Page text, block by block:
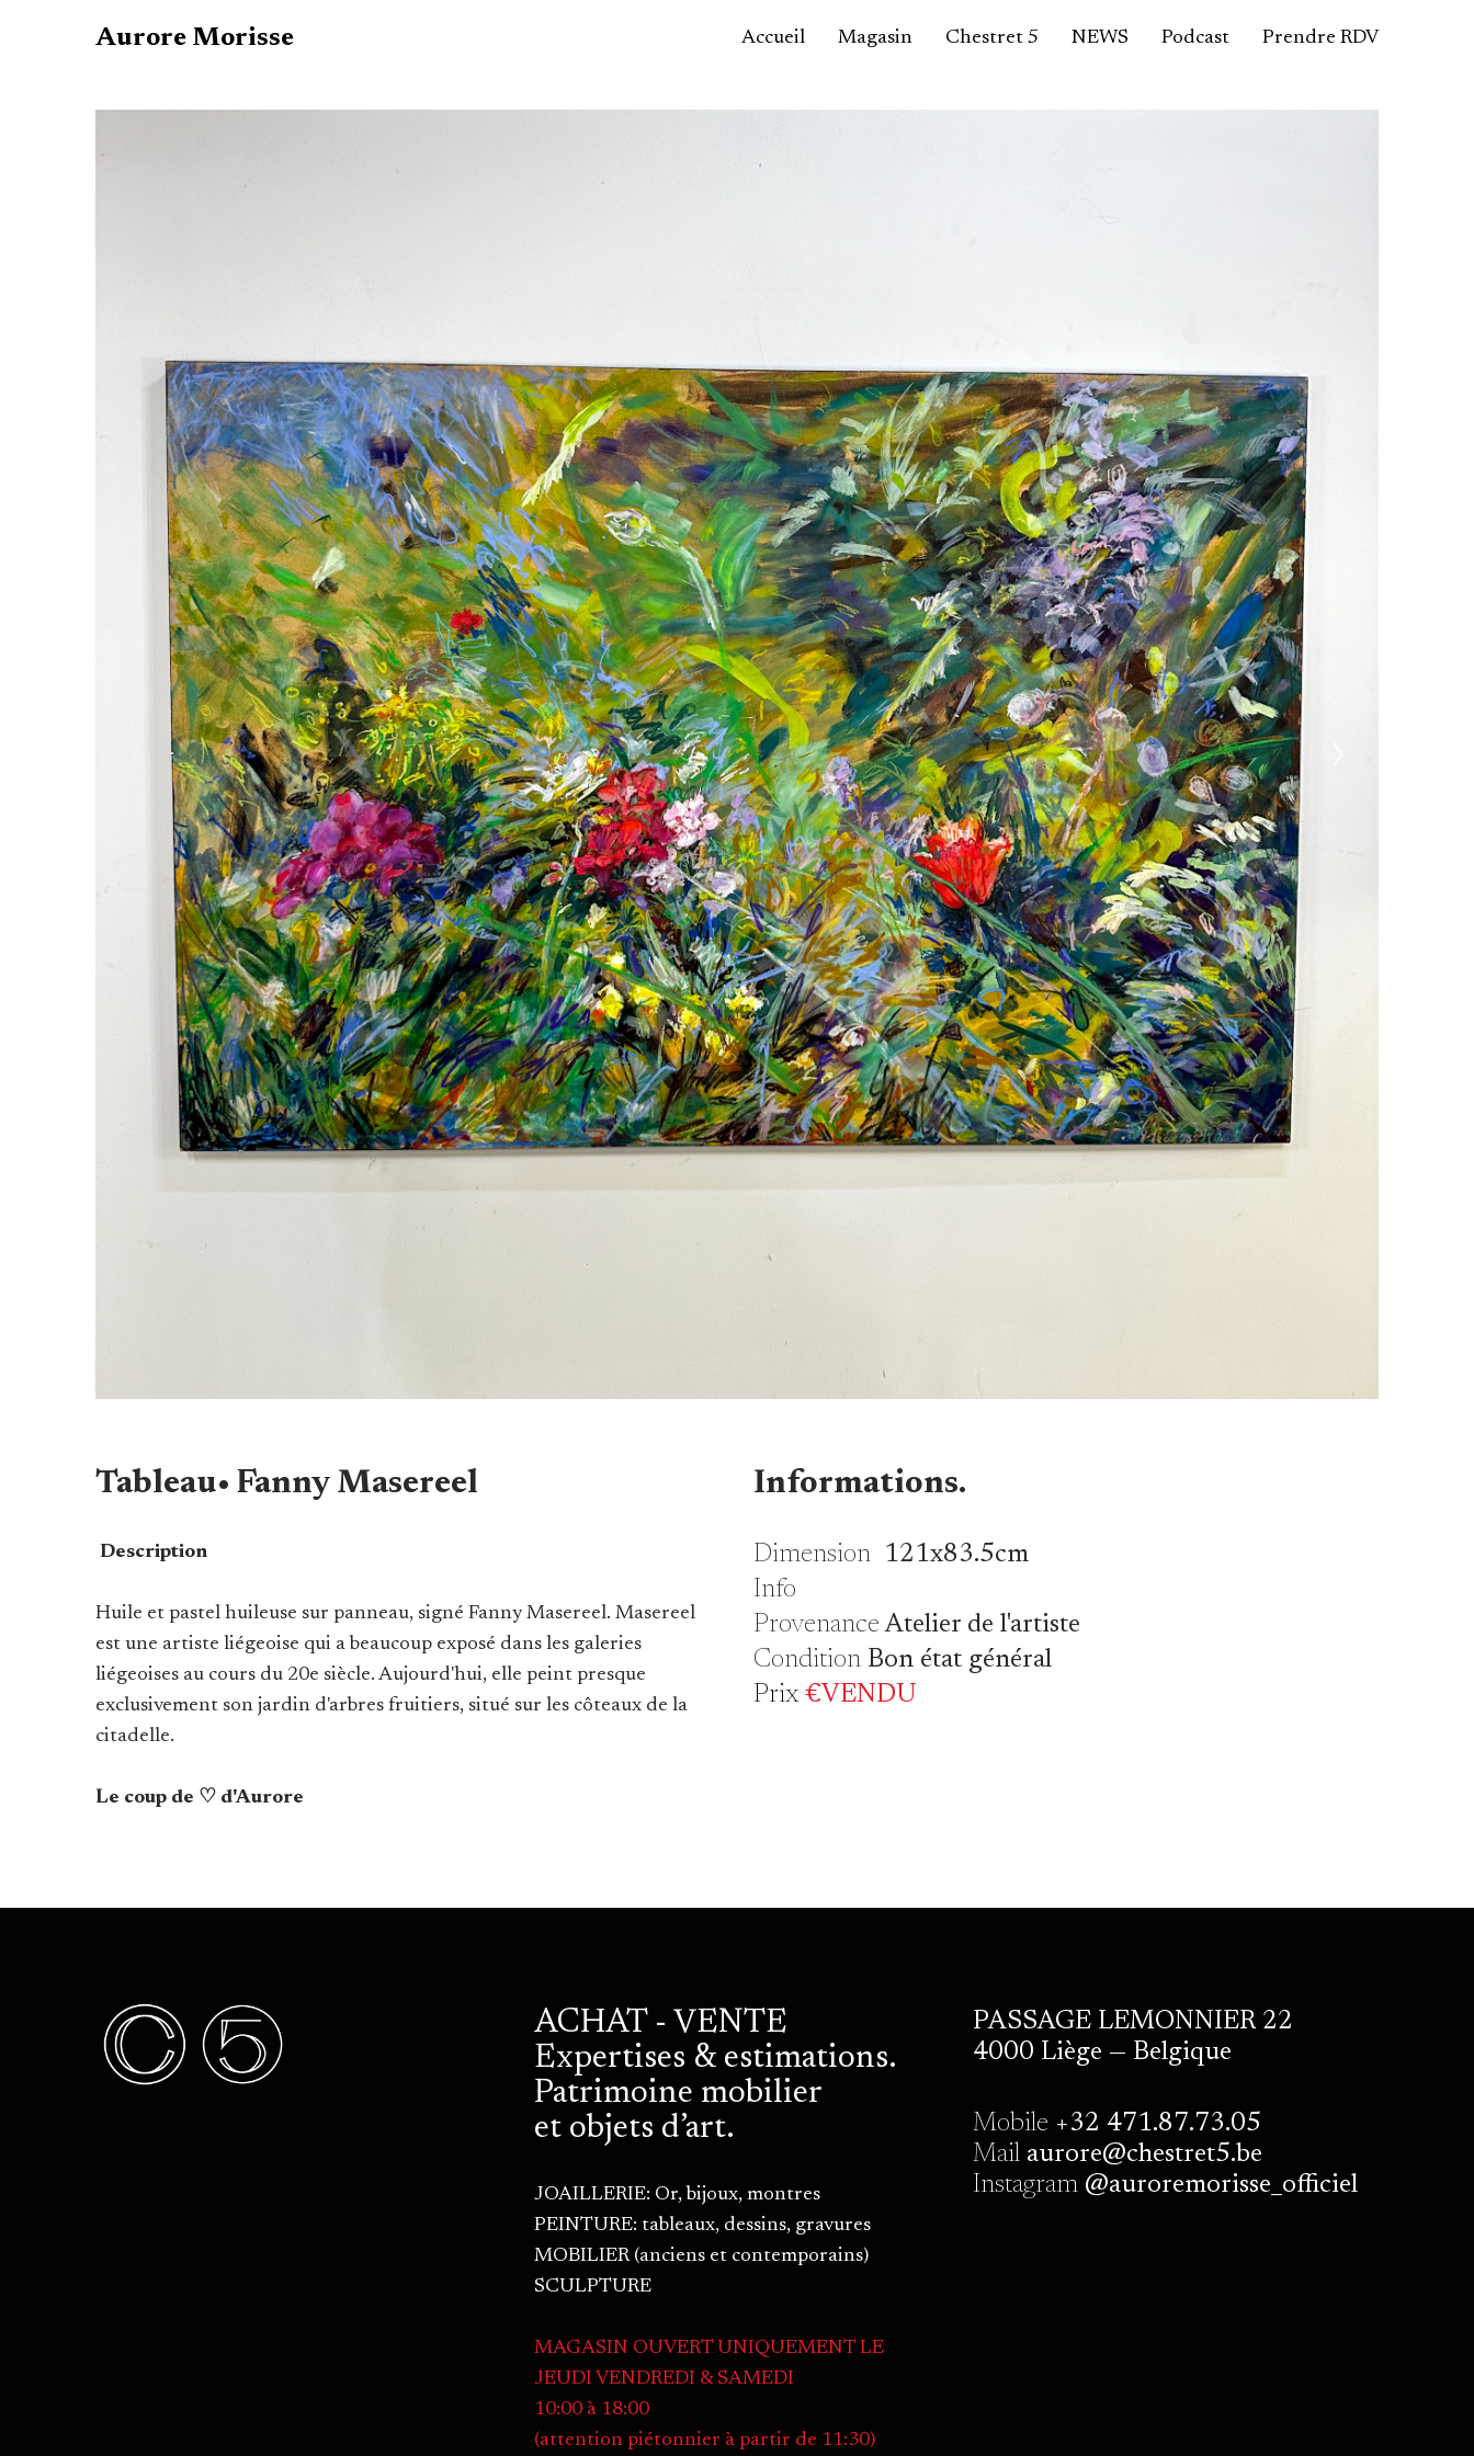
Aurore Morisse Accueil Magasin
Autre
Chestret 5 NEWS Podcast Prendre RDV
Tableau• Fanny Masereel
Description
Huile et pastel huileuse sur panneau, signé Fanny Masereel. Masereel
est une artiste liégeoise qui a beaucoup exposé dans les galeries
liégeoises au cours du 20e siècle. Aujourd'hui, elle peint presque
exclusivement son jardin d'arbres fruitiers, situé sur les côteaux de la
citadelle.
Le coup de ♡ d'Aurore
Informations.
Dimension121x83.5cm
Info
Provenance Atelier de l'artiste
Condition Bon état général
Prix€VENDU
ACHAT - VENTE
Expertises & estimations.
Patrimoine mobilier
et objets d’art.
JOAILLERIE: Or, bijoux, montres
PEINTURE: tableaux, dessins, gravures
MOBILIER (anciens et contemporains)
SCULPTURE
MAGASIN OUVERT UNIQUEMENT LE
JEUDI VENDREDI & SAMEDI
10:00 à 18:00
(attention piétonnier à partir de 11:30)
PASSAGE LEMONNIER 22
4000 Liège — Belgique
Mobile +32 471.87.73.05
Mailaurore@chestret5.be
Instagram@auroremorisse_officiel